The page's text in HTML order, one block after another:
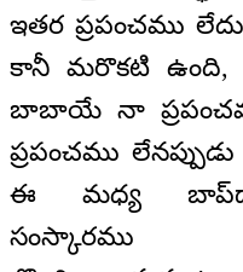
ఇతర ప్రపంచము
కానీ మరొకటి ఉంది,
బాబాయే నా
ప్రపంచము
ఈ మధ్య